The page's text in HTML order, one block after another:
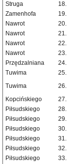
Struga 18.
Zamenhofa
19.
Nawrot
20.
Nawrot
21.
Nawrot
22.
Nawrot
23.
Przędzalniana
24.
Tuwima
25.
Tuwima
26.
Kopcińskiego 27.
Piłsudskiego
28.
Piłsudskiego
29.
Piłsudskiego
30.
Piłsudskiego
31.
Piłsudskiego
32.
Piłsudskiego
33.